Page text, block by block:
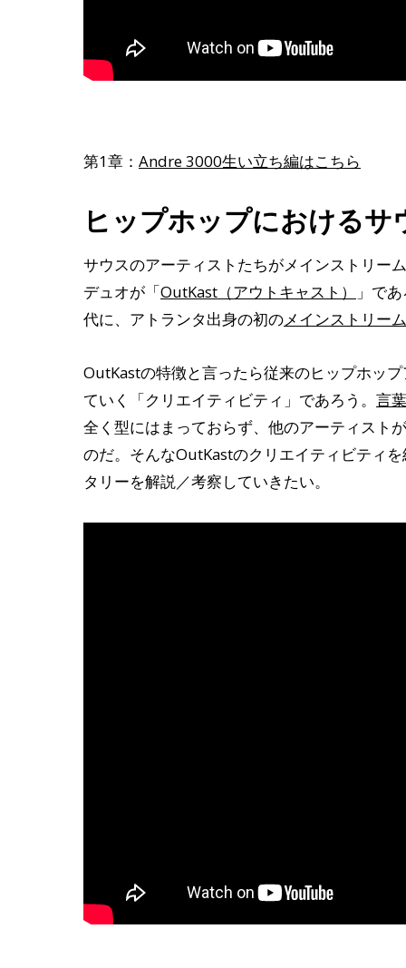
第1章： Andre 3000生い立ち編はこちら
ヒップホップにおけるサ
サウスのアーティストたちがメインストリー
デュオが「OutKast（アウトキャスト） 」で
代に、アトランタ出身の初のメインストリー
OutKastの特徴と言ったら従来のヒップホッ
ていく「クリエイティビティ」であろう。 言
全く型にはまっておらず、他のアーティスト
のだ。そんなOutKastのクリエイティビティ
タリーを解説／考察していきたい。